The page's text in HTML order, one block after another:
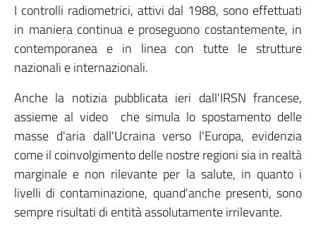
I controlli radiometrici, attivi dal 1988, sono effettuati
in maniera continua e proseguono costantemente, in
contemporanea e in linea con tutte le strutture
nazionali e internazionali.
Anche la notizia pubblicata ieri dall'IRSN francese,
assieme al video che simula lo spostamento delle
masse d'aria dall'Ucraina verso l'Europa, evidenzia
come il coinvolgimento delle nostre regioni sia in realtà
marginale e non rilevante per la salute, in quanto i
livelli di contaminazione, quand'anche presenti, sono
sempre risultati di entità assolutamente irrilevante.